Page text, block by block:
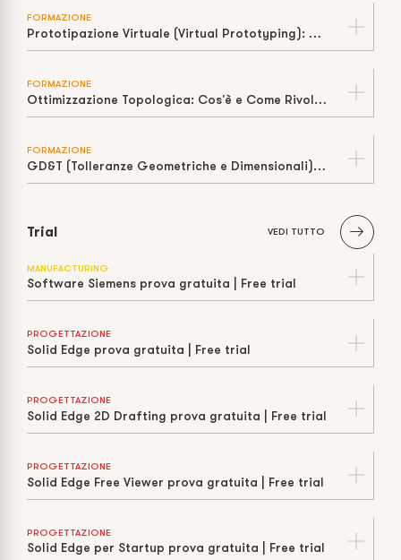
FORMAZIONE
Prototipazione Virtuale (Virtual Prototyping): Cos’è, Come Funziona e Perché Riduce Tempi e Costi
FORMAZIONE
Ottimizzazione Topologica: Cos'è e Come Rivoluziona il Design
FORMAZIONE
GD&T (Tolleranze Geometriche e Dimensionali): Cos'è e Perché è Fondamentale
Trial VEDI TUTTO
MANUFACTURING
Software Siemens prova gratuita | Free trial
PROGETTAZIONE
Solid Edge prova gratuita | Free trial
PROGETTAZIONE
Solid Edge 2D Drafting prova gratuita | Free trial
PROGETTAZIONE
Solid Edge Free Viewer prova gratuita | Free trial
PROGETTAZIONE
Solid Edge per Startup prova gratuita | Free trial